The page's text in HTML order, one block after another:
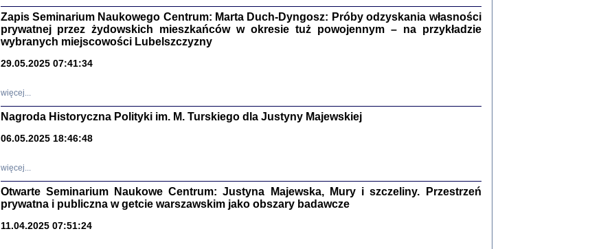
red. i wstęp Barbara Engelking, Jan Grabowski
Stanisław Adler, oprac. i wstępem opatrzyłaMarta Janczewska
Warszawa 2018
Zapis Seminarium Naukowego Centrum: Marta Duch-Dyngosz: Próby odzyskania własności
prywatnej przez żydowskich mieszkańców w okresie tuż powojennym – na przykładzie
wybranych miejscowości Lubelszczyzny
29.05.2025 07:41:34
więcej...
Nagroda Historyczna Polityki im. M. Turskiego dla Justyny Majewskiej
06.05.2025 18:46:48
więcej...
Otwarte Seminarium Naukowe Centrum: Justyna Majewska, Mury i szczeliny. Przestrzeń
prywatna i publiczna w getcie warszawskim jako obszary badawcze
11.04.2025 07:51:24